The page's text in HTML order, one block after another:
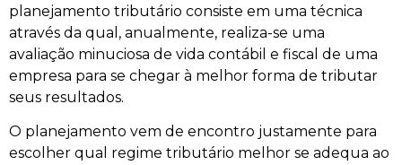
planejamento tributário consiste em uma técnica
através da qual, anualmente, realiza-se uma
avaliação minuciosa de vida contábil e fiscal de uma
empresa para se chegar à melhor forma de tributar
seus resultados.
O planejamento vem de encontro justamente para
escolher qual regime tributário melhor se adequa ao